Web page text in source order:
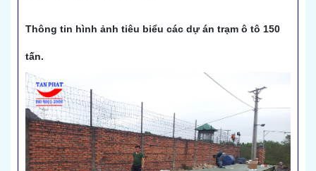
Thông tin hình ảnh tiêu biểu các dự án trạm ô tô 150
tấn.